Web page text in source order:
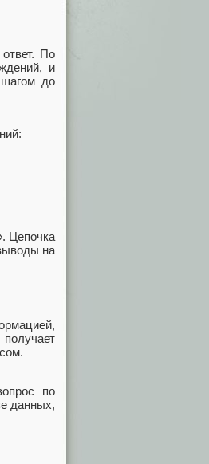
По
и
до
Цепочка
на
по
данных,